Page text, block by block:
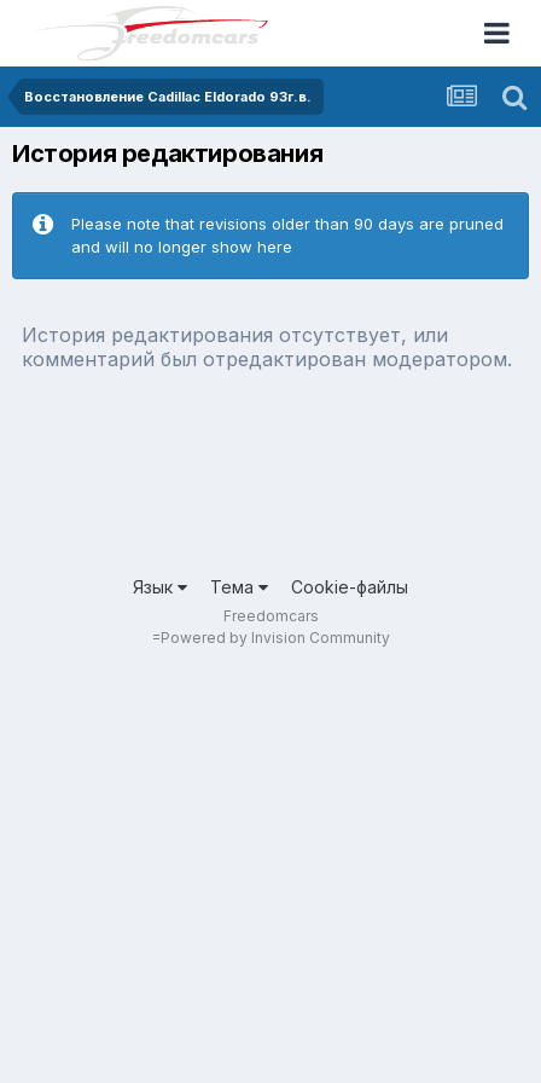
Восстановление Cadillac Eldorado 93г.в.
История редактирования
Please note that revisions older than 90 days are pruned
and will no longer show here
История редактирования отсутствует, или
комментарий был отредактирован модератором.
Язык Тема Cookie-файлы
Freedomcars
=Powered by Invision Community